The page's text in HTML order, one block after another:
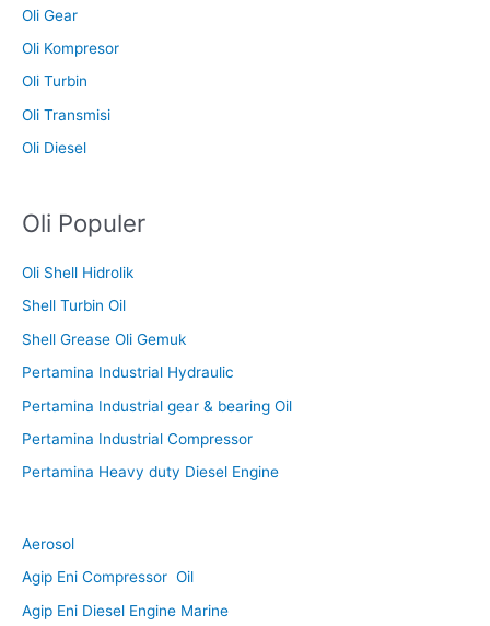
Oli Gear
Oli Kompresor
Oli Turbin
Oli Transmisi
Oli Diesel
Oli Populer
Oli Shell Hidrolik
Shell Turbin Oil
Shell Grease Oli Gemuk
Pertamina Industrial Hydraulic
Pertamina Industrial gear & bearing Oil
Pertamina Industrial Compressor
Pertamina Heavy duty Diesel Engine
Aerosol
Agip Eni Compressor Oil
Agip Eni Diesel Engine Marine